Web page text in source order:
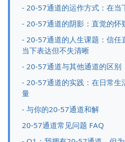
- 20-57通道的运作方式：在当
- 20-57通道的阴影：直觉的怀
- 20-57通道的人生课题：信任
当下表达但不失清晰
- 20-57通道与其他通道的区别
- 20-57通道的实践：在日常生
量
- 与你的20-57通道和解
20-57通道常见问题 FAQ